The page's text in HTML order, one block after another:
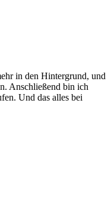
in den Hintergrund, und
Anschließend bin ich
Und das alles bei